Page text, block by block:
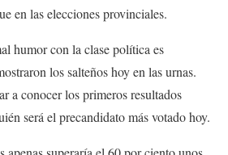
en las elecciones provinciales.
humor con la clase política es
los salteños hoy en las urnas.
a conocer los primeros resultados
será el precandidato más votado hoy.